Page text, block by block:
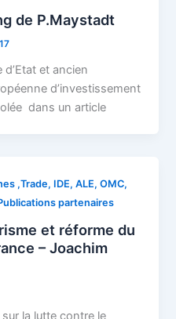
de P.Maystadt
et ancien
d’investissement
dans un article
,Trade, IDE, ALE, OMC,
partenaires
et réforme du
– Joachim
la lutte contre le